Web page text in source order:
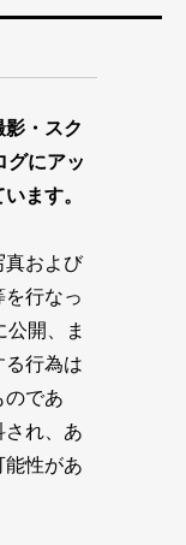
・スク
グにアッ
ます。
真および
行なっ
開、ま
る行為は
のであ
され、あ
能性があ